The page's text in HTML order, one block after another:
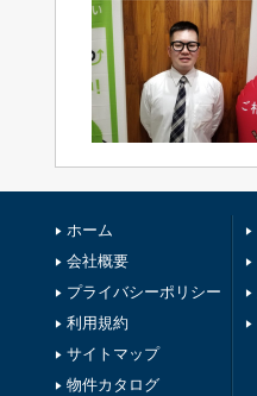
ホーム
会社概要
プライバシーポリシー
利用規約
サイトマップ
物件カタログ